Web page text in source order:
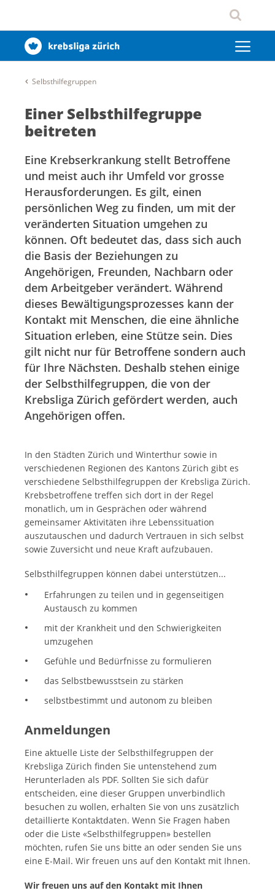
Selbsthilfegruppen
Einer Selbsthilfegruppe
beitreten
Eine Krebserkrankung stellt Betroffene
und meist auch ihr Umfeld vor grosse
Herausforderungen. Es gilt, einen
persönlichen Weg zu finden, um mit der
veränderten Situation umgehen zu
können. Oft bedeutet das, dass sich auch
die Basis der Beziehungen zu
Angehörigen, Freunden, Nachbarn oder
dem Arbeitgeber verändert. Während
dieses Bewältigungsprozesses kann der
Kontakt mit Menschen, die eine ähnliche
Situation erleben, eine Stütze sein. Dies
gilt nicht nur für Betroffene sondern auch
für Ihre Nächsten. Deshalb stehen einige
der Selbsthilfegruppen, die von der
Krebsliga Zürich gefördert werden, auch
Angehörigen offen.
In den Städten Zürich und Winterthur sowie in
verschiedenen Regionen des Kantons Zürich gibt es
verschiedene Selbsthilfegruppen der Krebsliga Zürich.
Krebsbetroffene treffen sich dort in der Regel
monatlich, um in Gesprächen oder während
gemeinsamer Aktivitäten ihre Lebenssituation
auszutauschen und dadurch Vertrauen in sich selbst
sowie Zuversicht und neue Kraft aufzubauen.
Selbsthilfegruppen können dabei unterstützen...
Erfahrungen zu teilen und in gegenseitigen
Austausch zu kommen
mit der Krankheit und den Schwierigkeiten
umzugehen
Gefühle und Bedürfnisse zu formulieren
das Selbstbewusstsein zu stärken
selbstbestimmt und autonom zu bleiben
Anmeldungen
Eine aktuelle Liste der Selbsthilfegruppen der
Krebsliga Zürich finden Sie untenstehend zum
Herunterladen als PDF. Sollten Sie sich dafür
entscheiden, eine dieser Gruppen unverbindlich
besuchen zu wollen, erhalten Sie von uns zusätzlich
detaillierte Kontaktdaten. Wenn Sie Fragen haben
oder die Liste «Selbsthilfegruppen» bestellen
möchten, rufen Sie uns bitte an oder senden Sie uns
eine E-Mail. Wir freuen uns auf den Kontakt mit Ihnen.
Wir freuen uns auf den Kontakt mit Ihnen